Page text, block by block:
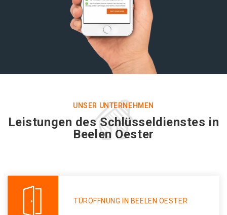
UNSER UNTERNEHMEN
Leistungen des Schlüsseldienstes in
Beelen Oester
TÜRÖFFNUNG IN BEELEN OESTER